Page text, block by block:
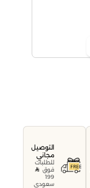
التوصيل
مجاني
للطلبات
فوق
199
سعودي